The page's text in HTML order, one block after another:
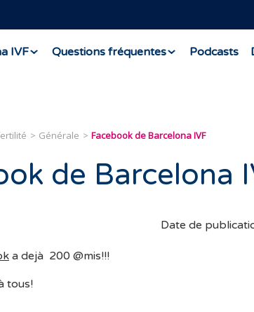
IVF Questions fréquentes Podcasts
Générale Facebook de Barcelona IVF
de Barcelona
Date de
a dejà 200 @mis!!!
tous!